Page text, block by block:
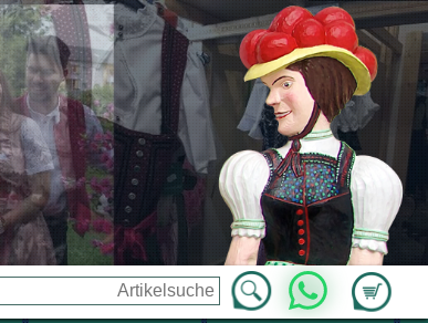
Zum
WhatsApp